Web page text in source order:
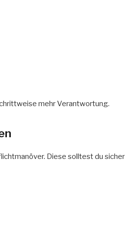
mehr Verantwortung.
Diese solltest du sicher